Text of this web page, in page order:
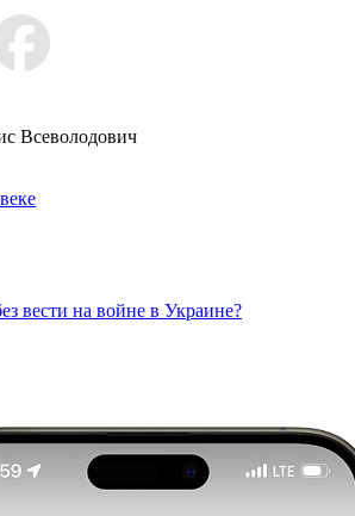
Всеволодович
вести на войне в Украине?